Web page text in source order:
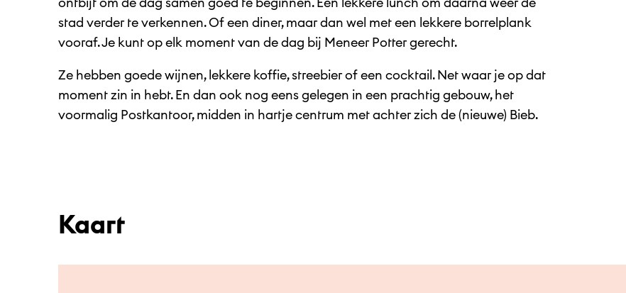
stad verder te verkennen. Of een diner, maar dan wel met een lekkere borrelplank
vooraf. Je kunt op elk moment van de dag bij Meneer Potter gerecht.
Ze hebben goede wijnen, lekkere koffie, streebier of een cocktail. Net waar je op dat
moment zin in hebt. En dan ook nog eens gelegen in een prachtig gebouw, het
voormalig Postkantoor, midden in hartje centrum met achter zich de (nieuwe) Bieb.
Kaart